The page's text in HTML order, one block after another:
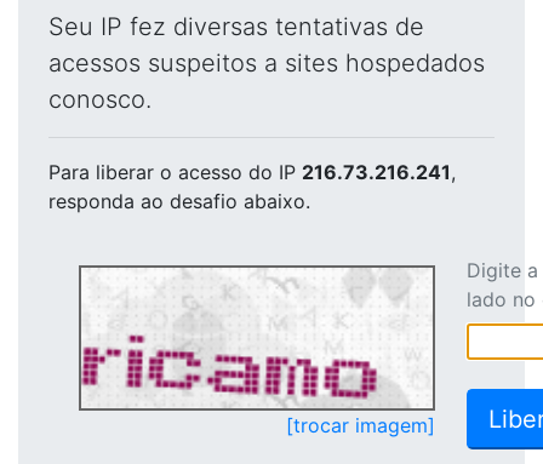
Seu IP fez diversas tentativas de
acessos suspeitos a sites hospedados
conosco.
Para liberar o acesso do IP 216.73.216.241,
responda ao desafio abaixo.
[trocar imagem]
Digite
lado no